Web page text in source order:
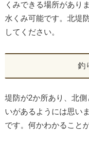
くみできる場所があり
水くみ可能です。北堤
してください。
釣
堤防が2か所あり、北
いがあるようには思い
です。何かわかること